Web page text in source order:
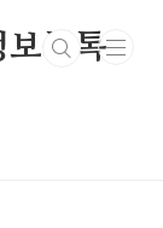
보톡톡